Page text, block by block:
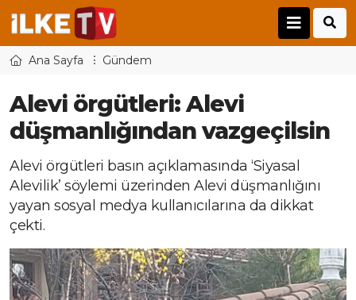
Ana Sayfa Gündem
Alevi örgütleri: Alevi
düşmanlığından vazgeçilsin
Alevi örgütleri basın açıklamasında ‘Siyasal
Alevilik’ söylemi üzerinden Alevi düşmanlığını
yayan sosyal medya kullanıcılarına da dikkat
çekti.